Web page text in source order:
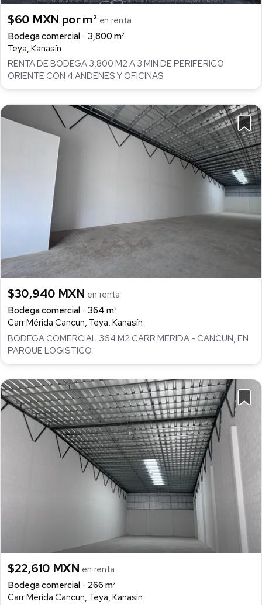
$60 MXN por m² en renta
Bodega comercial
3,800 m²
Teya, Kanasín
RENTA DE BODEGA 3,800 M2 A 3 MIN DE PERIFERICO
ORIENTE CON 4 ANDENES Y OFICINAS
$30,940 MXN en renta
Bodega comercial
364 m²
Carr Mérida Cancun, Teya, Kanasín
BODEGA COMERCIAL 364 M2 CARR MERIDA - CANCUN, EN
PARQUE LOGISTICO
$22,610 MXN en renta
Bodega comercial
266 m²
Carr Mérida Cancun, Teya, Kanasín